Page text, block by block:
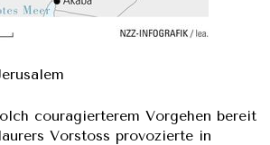
couragierterem Vorgehen bereit
Vorstoss provozierte in